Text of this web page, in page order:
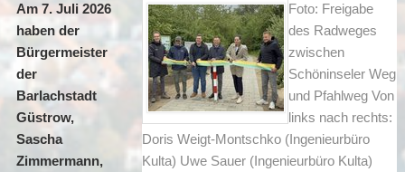
Foto: Freigabe
des Radweges
zwischen
Schöninseler Weg
und Pfahlweg Von
links nach rechts:
Doris Weigt-Montschko (Ingenieurbüro
Kulta) Uwe Sauer (Ingenieurbüro Kulta)
Am 7. Juli 2026
haben der
Bürgermeister
der
Barlachstadt
Güstrow,
Sascha
Zimmermann,